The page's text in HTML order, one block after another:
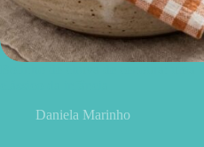
Daniela Marinho